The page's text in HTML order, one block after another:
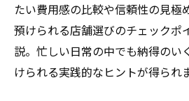
たい費用感の比較や信頼性の見極
預けられる店舗選びのチェックポ
説。忙しい日常の中でも納得のい
けられる実践的なヒントが得られ